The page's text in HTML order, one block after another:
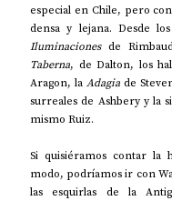
especial en Chile, pero
Iluminaciones
Taberna, de Dalton, los
Aragon, la Adagia de
surreales de Ashbery y la
mismo Ruiz.
Si quisiéramos contar la
modo, podríamos ir con
las esquirlas de la